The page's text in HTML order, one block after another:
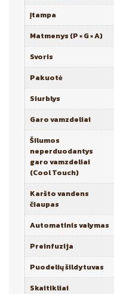
Įtampa
Matmenys (P × G × A)
Svoris
Pakuotė
Siurblys
Garo vamzdeliai
Šilumos
neperduodantys
garo vamzdeliai
(Cool Touch)
Karšto vandens
čiaupas
Automatinis valymas
Preinfuzija
Puodelių šildytuvas
Skaitikliai